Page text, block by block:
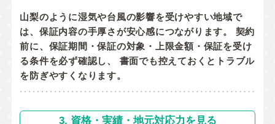
山梨のように湿気や台風の影響を受けやすい地域で
は、保証内容の手厚さが安心感につながります。 契約
前に、 保証期間・保証の対象・上限金額・保証を受け
る条件を必ず確認し、 書面でも控えておくとトラブル
を防ぎやすくなります。
3. 資格・実績・地元対応力を見る